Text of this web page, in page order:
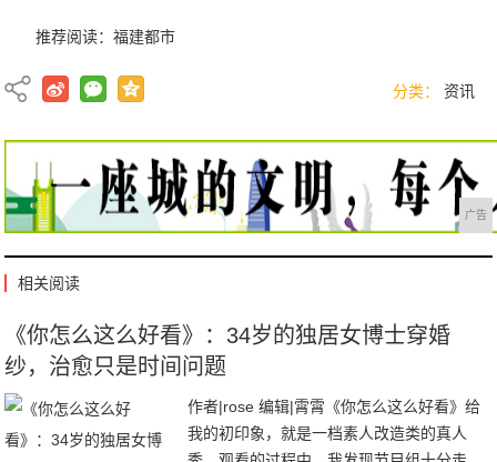
推荐阅读：福建都市
分类： 资讯
广告
相关阅读
《你怎么这么好看》：34岁的独居女博士穿婚
纱，治愈只是时间问题
作者|rose 编辑|霄霄《你怎么这么好看》给
我的初印象，就是一档素人改造类的真人